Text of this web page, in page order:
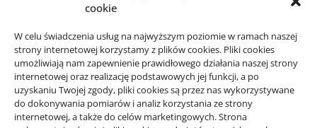
cookie
W celu świadczenia usług na najwyższym poziomie w ramach naszej
strony internetowej korzystamy z plików cookies. Pliki cookies
umożliwiają nam zapewnienie prawidłowego działania naszej strony
internetowej oraz realizację podstawowych jej funkcji, a po
uzyskaniu Twojej zgody, pliki cookies są przez nas wykorzystywane
do dokonywania pomiarów i analiz korzystania ze strony
internetowej, a także do celów marketingowych. Strona
Jak spokojnie zaplanować przejazd
taxi w okolicy Starego Sącza
15/06/2026